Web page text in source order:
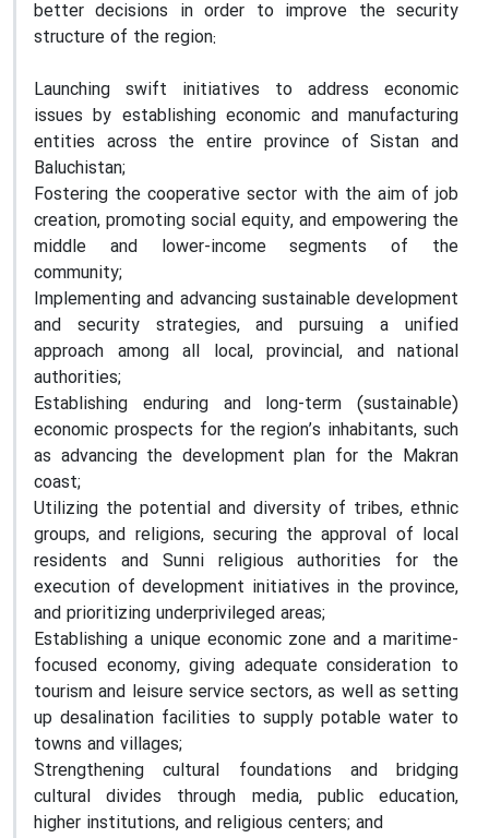
better decisions in order to improve the security
structure of the region:
Launching swift initiatives to address economic
issues by establishing economic and manufacturing
entities across the entire province of Sistan and
Baluchistan;
Fostering the cooperative sector with the aim of job
creation, promoting social equity, and empowering the
middle and lower-income segments of the
community;
Implementing and advancing sustainable development
and security strategies, and pursuing a unified
approach among all local, provincial, and national
authorities;
Establishing enduring and long-term (sustainable)
economic prospects for the region’s inhabitants, such
as advancing the development plan for the Makran
coast;
Utilizing the potential and diversity of tribes, ethnic
groups, and religions, securing the approval of local
residents and Sunni religious authorities for the
execution of development initiatives in the province,
and prioritizing underprivileged areas;
Establishing a unique economic zone and a maritime-
focused economy, giving adequate consideration to
tourism and leisure service sectors, as well as setting
up desalination facilities to supply potable water to
towns and villages;
Strengthening cultural foundations and bridging
cultural divides through media, public education,
higher institutions, and religious centers; and